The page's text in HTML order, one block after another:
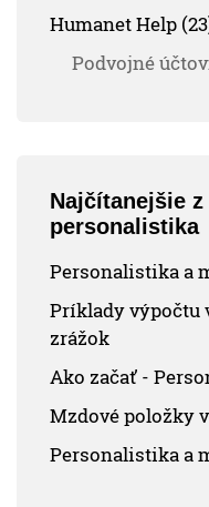
Humanet Help
Podvojné
Najčítanejšie
personalistika
Personalistika a
Príklady výpočtu
zrážok
Ako začať -
Mzdové položky
Personalistika a